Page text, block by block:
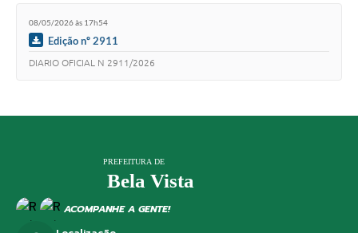
08/05/2026 às 17h54
Edição nº 2911
DIARIO OFICIAL N 2911/2026
ACOMPANHE A GENTE!